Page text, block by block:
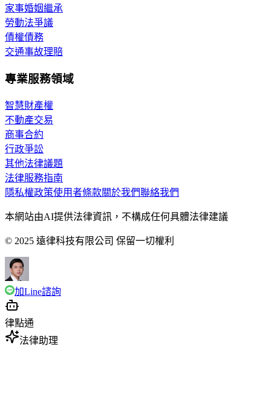
家事婚姻繼承
勞動法爭議
債權債務
交通事故理賠
專業服務領域
智慧財產權
不動產交易
商事合約
行政爭訟
其他法律議題
法律服務指南
隱私權政策使用者條款關於我們聯絡我們
本網站由AI提供法律資訊，不構成任何具體法律建議
© 2025 遠律科技有限公司 保留一切權利
加Line諮詢
律點通
法律助理